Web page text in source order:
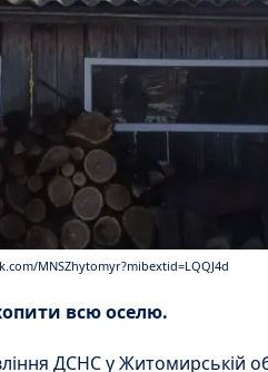
MNSZhytomyr?mibextid=LQQJ4d
всю оселю.
ДСНС у Житомирській